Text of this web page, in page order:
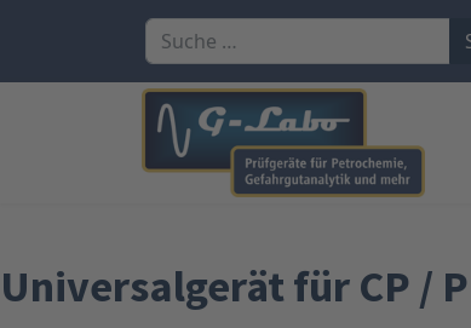
Suchen
Universalgerät für CP /